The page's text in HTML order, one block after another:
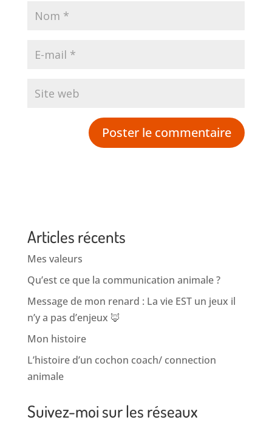
Articles récents
Mes valeurs
Qu’est ce que la communication animale ?
Message de mon renard : La vie EST un jeux il
n’y a pas d’enjeux 🦊
Mon histoire
L’histoire d’un cochon coach/ connection
animale
Suivez-moi sur les réseaux